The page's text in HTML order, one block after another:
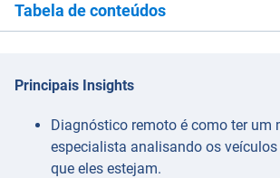
Tabela de conteúdos
Principais Insights
Diagnóstico remoto é como ter um
especialista analisando os
que eles estejam.